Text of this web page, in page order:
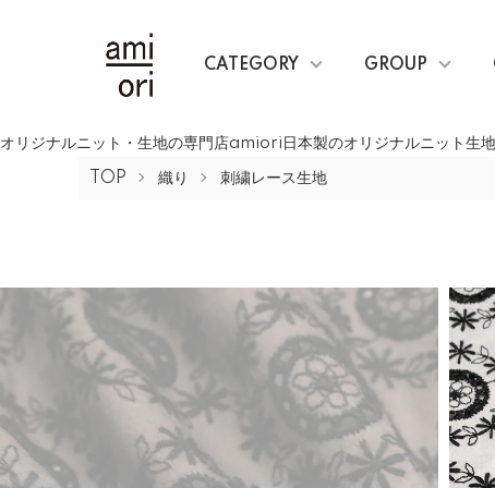
オリジナルニット・生地の専門店amiori日本製のオリジナルニット生
CATEGORY GROUP
TOP 織り 刺繍レース生地